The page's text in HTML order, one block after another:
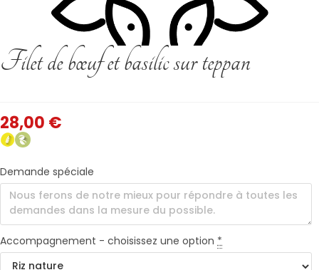
Filet de bœuf et basilic sur teppan
28,00 €
Demande spéciale
Accompagnement - choisissez une option *